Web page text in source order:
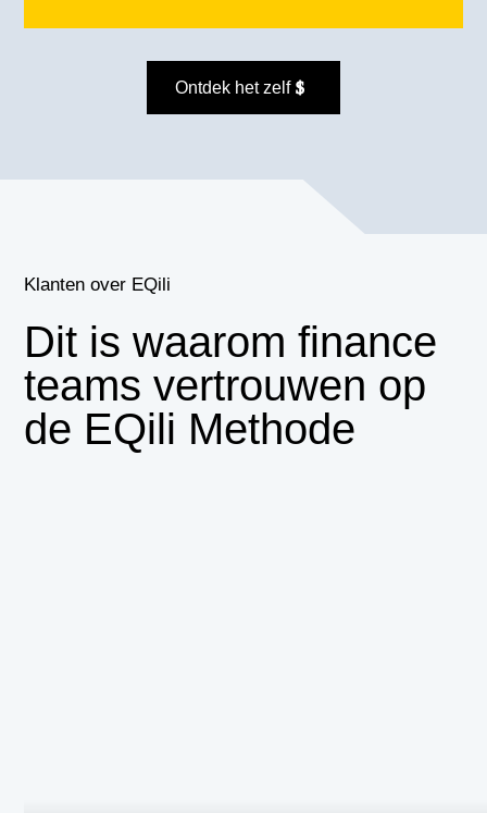
Ontdek het zelf
Klanten over EQili
Dit is waarom finance
teams vertrouwen op
de EQili Methode